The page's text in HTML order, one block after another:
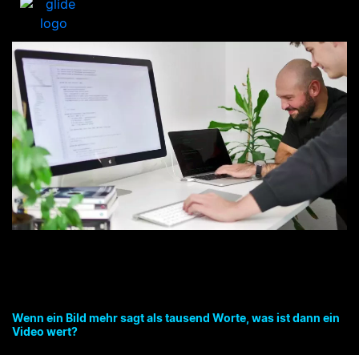
Wenn ein Bild mehr sagt als tausend Worte, was ist dann ein
Video wert?